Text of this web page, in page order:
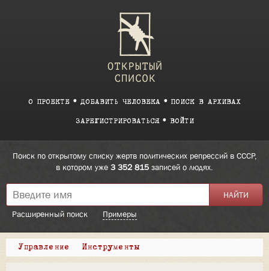
О ПРОЕКТЕ ДОБАВИТЬ ЧЕЛОВЕКА ПОИСК В АРХИВАХ
ЗАРЕГИСТРИРОВАТЬСЯ ВОЙТИ
Поиск по открытому списку жертв политических репрессий в СССР,
в котором уже 3 352 815 записей о людях.
Расширенный поиск Примеры
Управление Инструменты